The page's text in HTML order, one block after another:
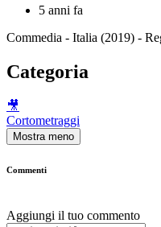
5 anni fa
Commedia - Italia (2019) -
Categoria
🎥
Cortometraggi
Mostra meno
Commenti
Aggiungi il tuo commento